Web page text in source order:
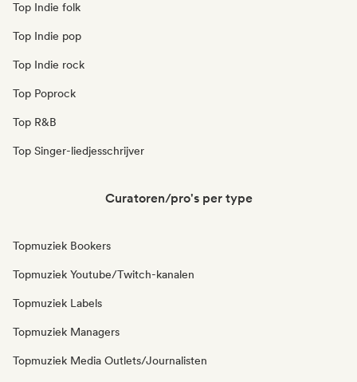
Top Indie folk
Top Indie pop
Top Indie rock
Top Poprock
Top R&B
Top Singer-liedjesschrijver
Curatoren/pro's per type
Topmuziek Bookers
Topmuziek Youtube/Twitch-kanalen
Topmuziek Labels
Topmuziek Managers
Topmuziek Media Outlets/Journalisten